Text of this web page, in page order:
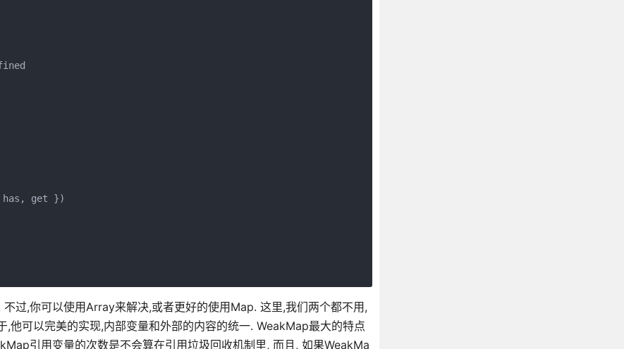
get })
过,你可以使用Array来解决,或者更好的使用Map. 这里,我们两个都不用,
可以完美的实现,内部变量和外部的内容的统一. WeakMap最大的特点
引用变量的次数是不会算在引用垃圾回收机制里, 而且, 如果WeakMa